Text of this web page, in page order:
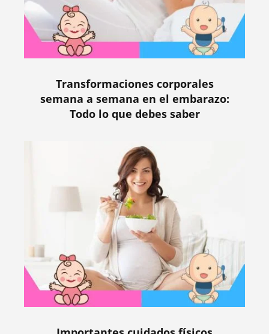
Transformaciones corporales
semana a semana en el embarazo:
Todo lo que debes saber